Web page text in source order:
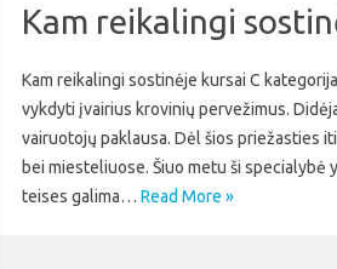
Kam reikalingi
Kam reikalingi sostinėje kursai C
vykdyti įvairius krovinių pervežimus.
vairuotojų paklausa. Dėl šios priežasties
bei miesteliuose. Šiuo metu ši
teises galima… Read More »